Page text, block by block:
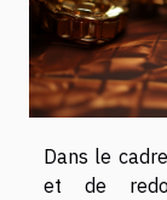
Dans le
et de